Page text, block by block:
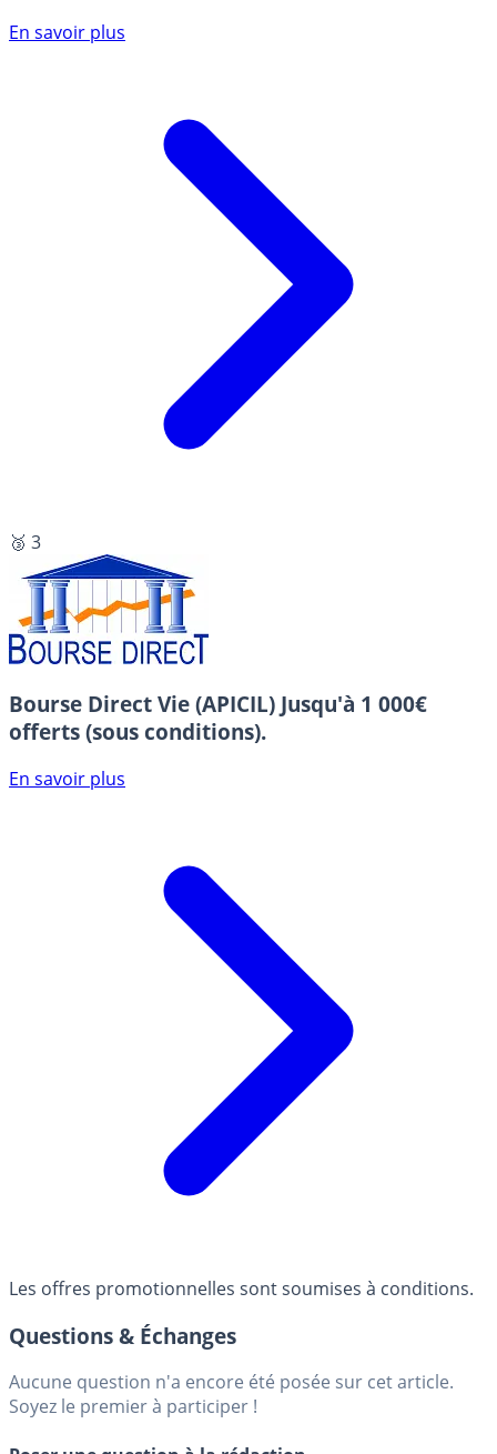
En savoir plus
🥉 3
Bourse Direct Vie (APICIL) Jusqu'à 1 000€
offerts (sous conditions).
En savoir plus
Les offres promotionnelles sont soumises à conditions.
Questions & Échanges
Aucune question n'a encore été posée sur cet article.
Soyez le premier à participer !